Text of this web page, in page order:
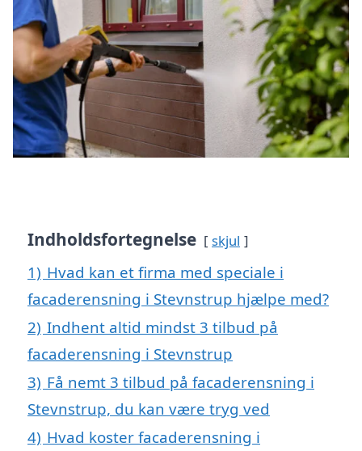
Indholdsfortegnelse skjul
1) Hvad kan et firma med speciale i
facaderensning i Stevnstrup hjælpe med?
2) Indhent altid mindst 3 tilbud på
facaderensning i Stevnstrup
3) Få nemt 3 tilbud på facaderensning i
Stevnstrup, du kan være tryg ved
4) Hvad koster facaderensning i